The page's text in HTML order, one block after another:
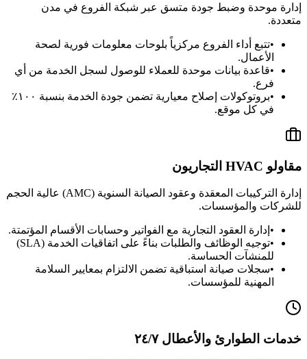
إدارة موحدة وضبط جودة متسق عبر شبكة الفروع في مدن
متعددة.
•تتبع أداء الفروع مركزياً بلوحات معلومات فورية لصحة
الأعمال.
•قاعدة بيانات موحدة للعملاء للوصول لسجل الخدمة من أي
فرع.
•
بروتوكولات إصلاح معيارية تضمن جودة الخدمة بنسبة ١٠٠٪
في كل موقع.
مقاولو HVAC التجاريون
إدارة التركيبات المعقدة وعقود الصيانة السنوية (AMC) عالية الحجم
للشركات والمؤسسات.
• إدارة العقود التجارية مع الفواتير وحسابات الأقسام المؤتمتة.
•
توجيه الوظائف والطلبات بناءً على اتفاقيات الخدمة (SLA)
للمنشآت الحساسة.
•سجلات صيانة استباقية تضمن الالتزام بمعايير السلامة
المهنية للمؤسسات.
خدمات الطوارئ والأعطال ٢٤/٧